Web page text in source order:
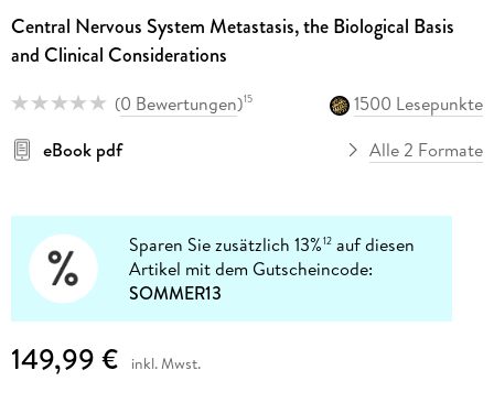
Central Nervous System Metastasis, the Biological Basis
and Clinical Considerations
(0 Bewertungen)15
1500 Lesepunkte
eBook pdf
Alle 2 Formate
Sparen Sie zusätzlich 13%12 auf diesen
Artikel mit dem Gutscheincode:
SOMMER13
149,99 € inkl. Mwst.